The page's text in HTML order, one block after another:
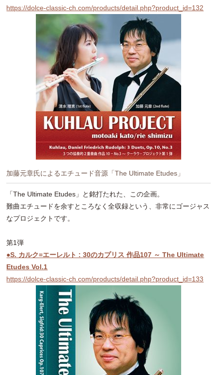
https://dolce-classic-ch.com/products/detail.php?product_id=132
加藤元章氏によるエチュード音源「The Ultimate Etudes」
「The Ultimate Etudes」と銘打たれた、この企画。
難曲エチュードを余すところなく全収録という、非常にゴージャス
なプロジェクトです。
第1弾
●S. カルク=エーレルト : 30のカプリス 作品107 ～ The Ultimate
Etudes Vol.1
https://dolce-classic-ch.com/products/detail.php?product_id=133